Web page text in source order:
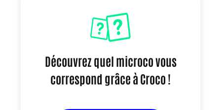
Découvrez quel microco vous
correspond grâce à Croco !